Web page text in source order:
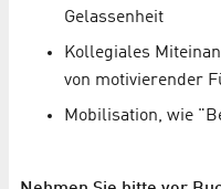
Gelassenheit
Kollegiales
von motivierender
Mobilisation, wie